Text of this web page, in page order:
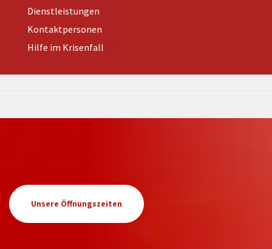
Dienstleistungen
Kontaktpersonen
Hilfe im Krisenfall
Unsere Öffnungszeiten